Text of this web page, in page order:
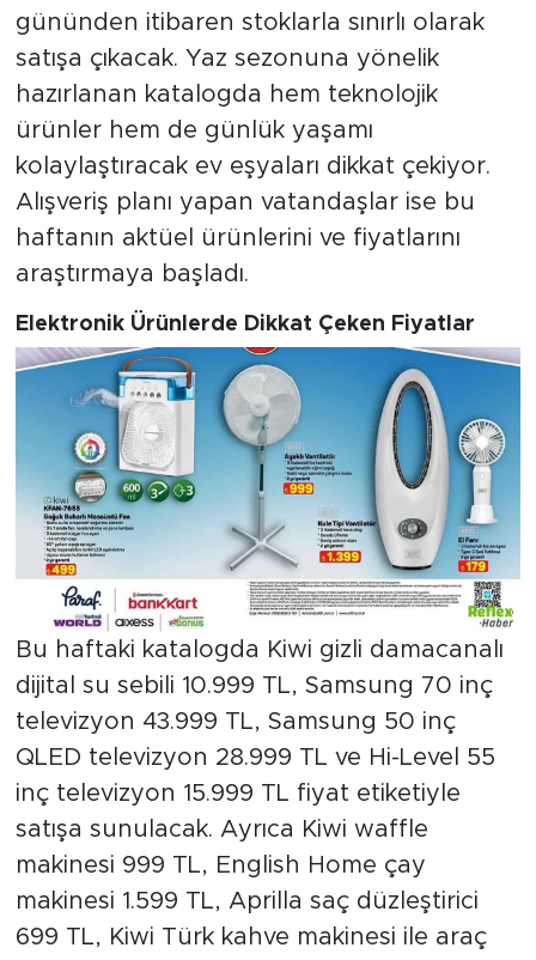
gününden itibaren stoklarla sınırlı olarak
satışa çıkacak. Yaz sezonuna yönelik
hazırlanan katalogda hem teknolojik
ürünler hem de günlük yaşamı
kolaylaştıracak ev eşyaları dikkat çekiyor.
Alışveriş planı yapan vatandaşlar ise bu
haftanın aktüel ürünlerini ve fiyatlarını
araştırmaya başladı.
Elektronik Ürünlerde Dikkat Çeken Fiyatlar
Bu haftaki katalogda Kiwi gizli damacanalı
dijital su sebili 10.999 TL, Samsung 70 inç
televizyon 43.999 TL, Samsung 50 inç
QLED televizyon 28.999 TL ve Hi-Level 55
inç televizyon 15.999 TL fiyat etiketiyle
satışa sunulacak. Ayrıca Kiwi waffle
makinesi 999 TL, English Home çay
makinesi 1.599 TL, Aprilla saç düzleştirici
699 TL, Kiwi Türk kahve makinesi ile araç